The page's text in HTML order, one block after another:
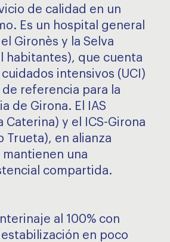
de calidad en un
Es un hospital general
Gironès y la Selva
habitantes), que cuenta
intensivos (UCI)
referencia para la
de Girona. El IAS
Caterina) y el ICS-Girona
Trueta), en alianza
mantienen una
compartida.
al 100% con
en poco